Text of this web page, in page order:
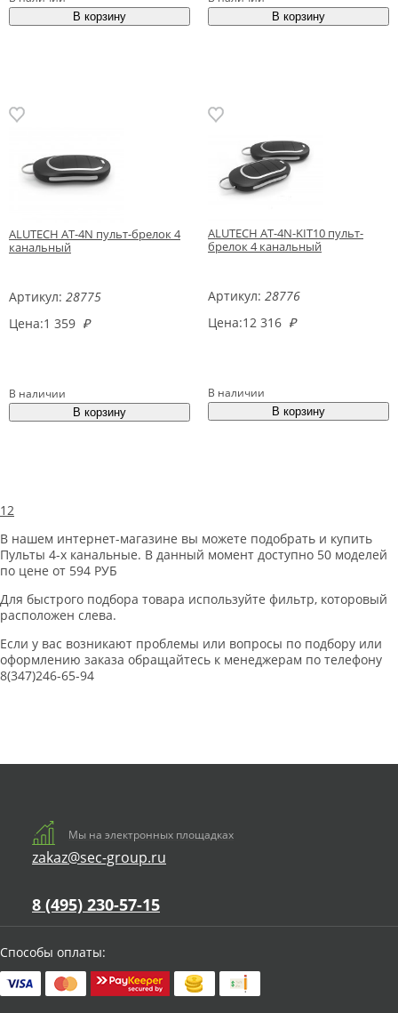
ALUTECH AT-4N пульт-брелок 4
канальный
Артикул: 28775
Цена:1 359 ₽
В наличии
ALUTECH AT-4N-KIT10 пульт-
брелок 4 канальный
Артикул: 28776
Цена:12 316 ₽
В наличии
12
В нашем интернет-магазине вы можете подобрать и купить
Пульты 4-х канальные. В данный момент доступно 50 моделей
по цене от 594 РУБ
Для быстрого подбора товара используйте фильтр, которовый
расположен слева.
Если у вас возникают проблемы или вопросы по подбору или
оформлению заказа обращайтесь к менеджерам по телефону
8(347)246-65-94
Мы на электронных площадках
zakaz@sec-group.ru
8 (495) 230-57-15
Способы оплаты: